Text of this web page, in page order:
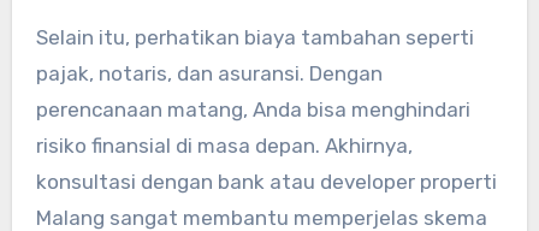
Selain itu, perhatikan biaya tambahan seperti
pajak, notaris, dan asuransi. Dengan
perencanaan matang, Anda bisa menghindari
risiko finansial di masa depan. Akhirnya,
konsultasi dengan bank atau developer properti
Malang sangat membantu memperjelas skema